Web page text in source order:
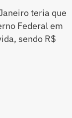
teria que
Federal em
sendo R$